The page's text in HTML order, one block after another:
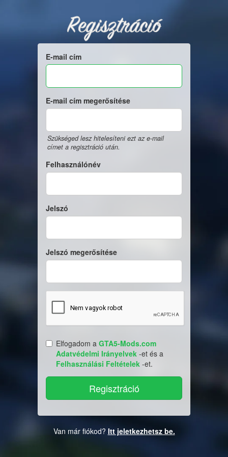
Regisztráció
E-mail cím
E-mail cím megerősítése
Szükséged lesz hitelesíteni ezt az e-mail
címet a regisztráció után.
Felhasználónév
Jelszó
Jelszó megerősítése
Elfogadom a GTA5-Mods.com
Adatvédelmi Irányelvek -et és a
Felhasználási Feltételek -et.
Van már fiókod? Itt jeletkezhetsz be.